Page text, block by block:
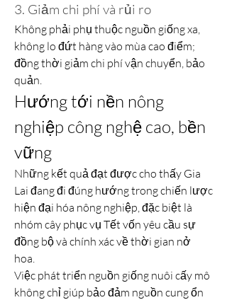
3. Giảm chi phí và rủi ro
Không phải phụ thuộc nguồn giống xa,
không lo đứt hàng vào mùa cao điểm;
đồng thời giảm chi phí vận chuyển, bảo
quản.
Hướng tới nền nông
nghiệp công nghệ cao, bền
vững
Những kết quả đạt được cho thấy Gia
Lai đang đi đúng hướng trong chiến lược
hiện đại hóa nông nghiệp, đặc biệt là
nhóm cây phục vụ Tết vốn yêu cầu sự
đồng bộ và chính xác về thời gian nở
hoa.
Việc phát triển nguồn giống nuôi cấy mô
không chỉ giúp bảo đảm nguồn cung ổn